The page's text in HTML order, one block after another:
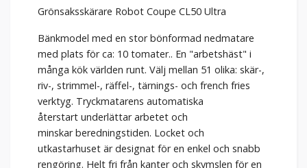
Grönsaksskärare Robot Coupe CL50 Ultra
Bänkmodel med en stor bönformad nedmatare
med plats för ca: 10 tomater.. En "arbetshäst" i
många kök världen runt. Välj mellan 51 olika: skär-,
riv-, strimmel-, räffel-, tärnings- och french fries
verktyg. Tryckmatarens automatiska
återstart underlättar arbetet och
minskar beredningstiden. Locket och
utkastarhuset är designat för en enkel och snabb
rengöring. Helt fri från kanter och skymslen för en